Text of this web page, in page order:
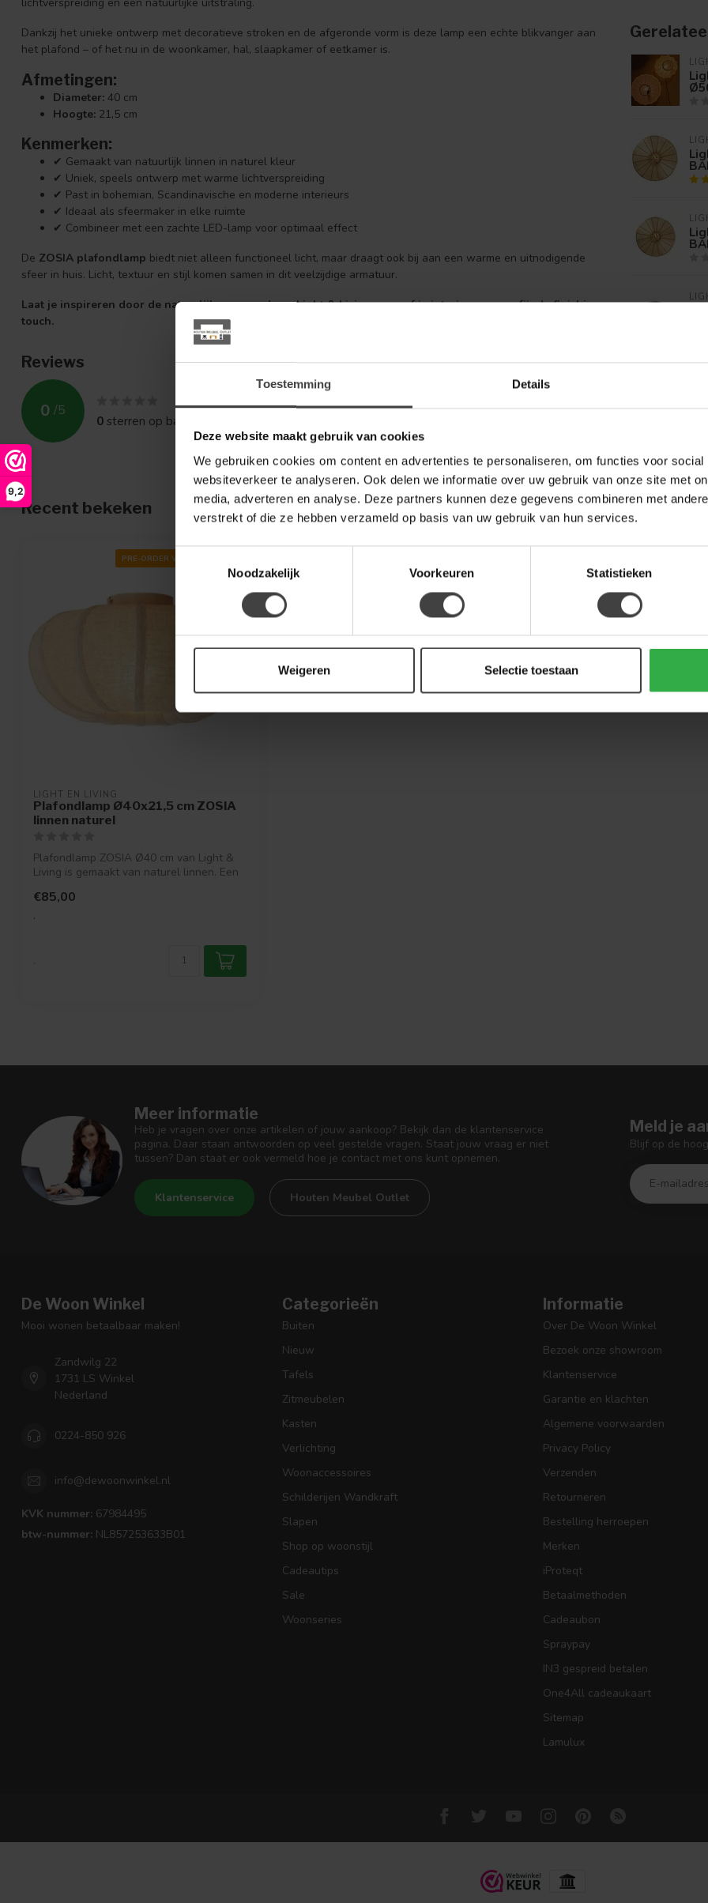
Toestemming Details
Deze website maakt gebruik van cookies
We gebruiken cookies om content en advertenties te personaliseren, om functies voor social
websiteverkeer te analyseren. Ook delen we informatie over uw gebruik van onze site met
media, adverteren en analyse. Deze partners kunnen deze gegevens combineren met
verstrekt of die ze hebben verzameld op basis van uw gebruik van hun services.
Noodzakelijk
Voorkeuren Statistieken
Weigeren Selectie toestaan
9,2
Dankzij het unieke ontwerp met decoratieve stroken en de afgeronde vorm is deze lamp een echte blikvanger aan
het plafond – of het nu in de woonkamer, hal, slaapkamer of eetkamer is.
Afmetingen:
Diameter: 40 cm
Hoogte: 21,5 cm
Kenmerken:
✔ Gemaakt van natuurlijk linnen in naturel kleur
✔ Uniek, speels ontwerp met warme lichtverspreiding
✔ Past in bohemian, Scandinavische en moderne interieurs
✔ Ideaal als sfeermaker in elke ruimte
✔ Combineer met een zachte LED-lamp voor optimaal effect
De ZOSIA plafondlamp biedt niet alleen functioneel licht, maar draagt ook bij aan een warme en uitnodigende
sfeer in huis. Licht, textuur en stijl komen samen in dit veelzijdige armatuur.
Laat je inspireren door de natuurlijke eenvoud van Light & Living en geef je interieur een verfijnde finishing
touch.
Reviews
0 /5
0sterren op basis van
Je beoordeling toevoegen
Recent bekeken
PRE-ORDER VOOR AUGUSTUS
LIGHT EN LIVING
Plafondlamp Ø40x21,5 cm ZOSIA
linnen naturel
Plafondlamp ZOSIA Ø40 cm van Light &
Living is gemaakt van naturel linnen. Een
€85,00
.
.
Meer informatie
Heb je vragen over onze artikelen of jouw aankoop? Bekijk dan de klantenservice
pagina. Daar staan antwoorden op veel gestelde vragen. Staat jouw vraag er niet
tussen? Dan staat er ook vermeld hoe je contact met ons kunt opnemen.
Klantenservice Houten Meubel Outlet
Meld je
Blijf op de
De Woon Winkel
Mooi wonen betaalbaar maken!
Zandwilg 22
1731 LS Winkel
Nederland
0224-850 926
info@dewoonwinkel.nl
KVK nummer: 67984495
btw-nummer: NL857253633B01
Categorieën
Buiten
Nieuw
Tafels
Zitmeubelen
Kasten
Verlichting
Woonaccessoires
Schilderijen Wandkraft
Slapen
Shop op woonstijl
Cadeautips
Sale
Woonseries
Informatie
Over De Woon Winkel
Bezoek onze showroom
Klantenservice
Garantie en klachten
Algemene voorwaarden
Privacy Policy
Verzenden
Retourneren
Bestelling herroepen
Merken
iProteqt
Betaalmethoden
Cadeaubon
Spraypay
IN3 gespreid betalen
One4All cadeaukaart
Sitemap
Lamulux